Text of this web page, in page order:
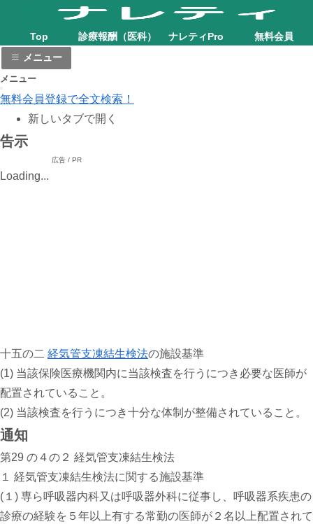
Top 診療報酬（医科） ナレティPro
無料会員
メニュー
メニュー
無料会員登録で全文検索！
新しいタブで開く
告示
広告 / PR
Loading...
十五の二 経気管支凍結生検法の施設基準
(1) 当該保険医療機関内に当該検査を行うにつき必要な医師が
配置されていること。
(2) 当該検査を行うにつき十分な体制が整備されていること。
通知
第29 の４の２ 経気管支凍結生検法
１ 経気管支凍結生検法に関する施設基準
(１) 専ら呼吸器内科又は呼吸器外科に従事し、呼吸器系疾患の
診療の経験を５年以上有する常勤の医師が２名以上配置されて